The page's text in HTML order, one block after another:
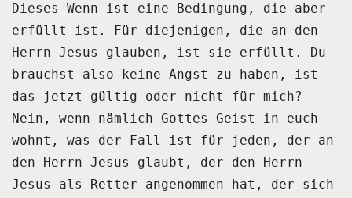
Dieses Wenn ist eine Bedingung, die aber
erfüllt ist.
Für diejenigen, die an den
Herrn Jesus glauben, ist sie erfüllt.
Du
brauchst also keine Angst zu haben, ist
das jetzt gültig oder nicht für mich?
Nein, wenn nämlich Gottes Geist in euch
wohnt, was der Fall ist für jeden,
der an
den Herrn Jesus glaubt, der den Herrn
Jesus als Retter angenommen hat,
der sich